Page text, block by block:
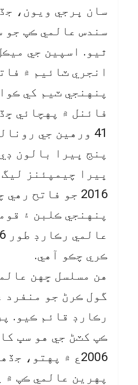
سان ڀرجي ويون،
سندس عالمي ڪپ جو
ٿيو. اسپين جي
انجري ٽائيم ۾
پنهنجي ٽيم کي
فائنل ۾ پهچائي
41 ورهين جي
پنج ڀيرا بالون
ڀيرا چيمپئنز
2016 جو فاتح
پنهنجي ڪلبن ۽
ڪري چڪو آهي.
هن مسلسل ڇهن
گول ڪرڻ جو منفرد
رڪارڊ قائم ڪيو.
ڪپ کٽڻ جي هو سڀ
2006ع ۾ پهتو،
پهرين عالمي ڪپ ۾